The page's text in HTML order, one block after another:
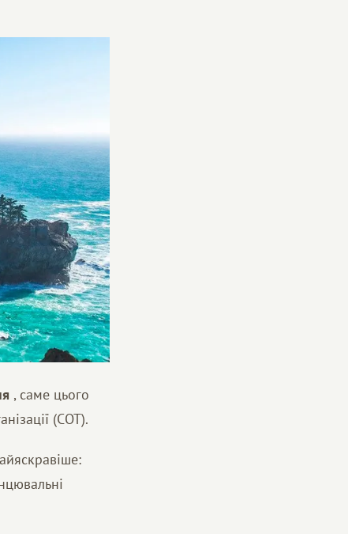
, саме цього
(СОТ).